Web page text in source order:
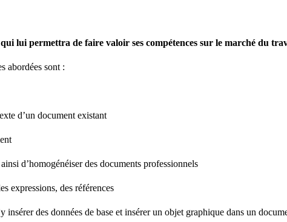
lui permettra de faire valoir ses compétences sur le marché du
abordées sont :
d’un document existant
d’homogénéiser des documents professionnels
expressions, des références
des données de base et insérer un objet graphique dans un